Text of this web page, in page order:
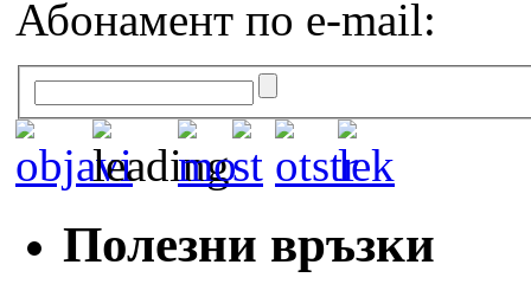
Абонамент по e-mail:
Полезни връзки